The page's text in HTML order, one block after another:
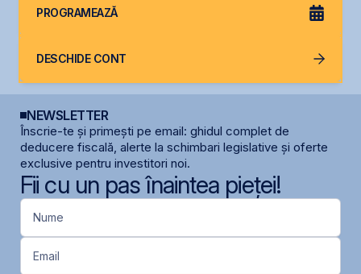
PROGRAMEAZĂ
DESCHIDE CONT
NEWSLETTER
Înscrie-te și primești pe email: ghidul complet de
deducere fiscală, alerte la schimbari legislative și oferte
exclusive pentru investitori noi.
Fii cu un pas înaintea pieței!
Nume
Email